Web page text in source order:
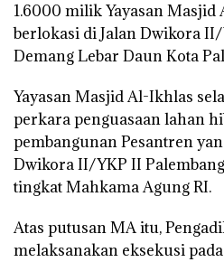
1.6000 milik Yayasan Masjid
berlokasi di Jalan Dwikora
Demang Lebar Daun Kota
Yayasan Masjid Al-Ikhlas
perkara penguasaan lahan
pembangunan Pesantren
Dwikora II/YKP II
tingkat Mahkama Agung RI.
Atas putusan MA itu,
melaksanakan eksekusi